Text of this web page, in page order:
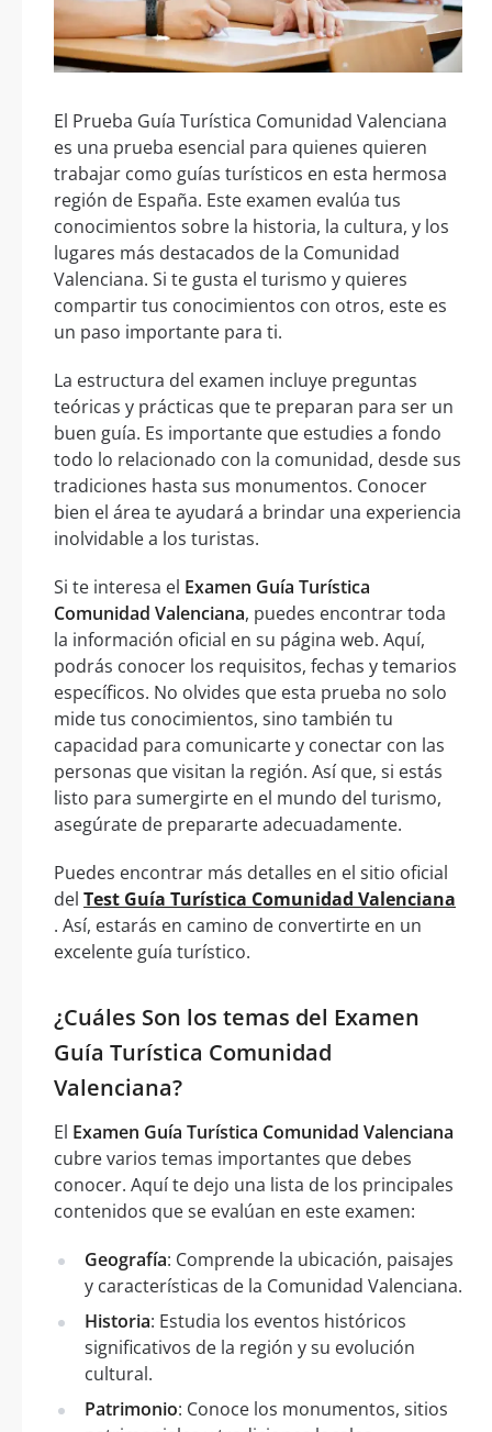
El Prueba Guía Turística Comunidad Valenciana
es una prueba esencial para quienes quieren
trabajar como guías turísticos en esta hermosa
región de España. Este examen evalúa tus
conocimientos sobre la historia, la cultura, y los
lugares más destacados de la Comunidad
Valenciana. Si te gusta el turismo y quieres
compartir tus conocimientos con otros, este es
un paso importante para ti.
La estructura del examen incluye preguntas
teóricas y prácticas que te preparan para ser un
buen guía. Es importante que estudies a fondo
todo lo relacionado con la comunidad, desde sus
tradiciones hasta sus monumentos. Conocer
bien el área te ayudará a brindar una experiencia
inolvidable a los turistas.
Si te interesa el Examen Guía Turística
Comunidad Valenciana, puedes encontrar toda
la información oficial en su página web. Aquí,
podrás conocer los requisitos, fechas y temarios
específicos. No olvides que esta prueba no solo
mide tus conocimientos, sino también tu
capacidad para comunicarte y conectar con las
personas que visitan la región. Así que, si estás
listo para sumergirte en el mundo del turismo,
asegúrate de prepararte adecuadamente.
Puedes encontrar más detalles en el sitio oficial
del Test Guía Turística Comunidad Valenciana
. Así, estarás en camino de convertirte en un
excelente guía turístico.
¿Cuáles Son los temas del Examen
Guía Turística Comunidad
Valenciana?
El Examen Guía Turística Comunidad Valenciana
cubre varios temas importantes que debes
conocer. Aquí te dejo una lista de los principales
contenidos que se evalúan en este examen:
Geografía: Comprende la ubicación, paisajes
y características de la Comunidad Valenciana.
Historia: Estudia los eventos históricos
significativos de la región y su evolución
cultural.
Patrimonio: Conoce los monumentos, sitios